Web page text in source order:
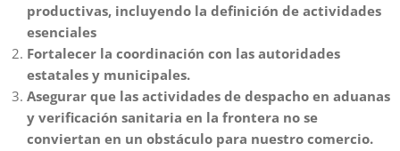
productivas, incluyendo la definición de actividades
esenciales
Fortalecer la coordinación con las autoridades
estatales y municipales.
Asegurar que las actividades de despacho en aduanas
y verificación sanitaria en la frontera no se
conviertan en un obstáculo para nuestro comercio.